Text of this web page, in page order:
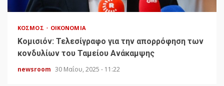
ΚΌΣΜΟΣ ΟΙΚΟΝΟΜΊΑ
Κομισιόν: Τελεσίγραφο για την απορρόφηση των
κονδυλίων του Ταμείου Ανάκαμψης
newsroom 30 Μαΐου, 2025 - 11:22